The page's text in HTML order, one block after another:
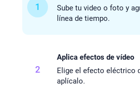
1
Sube tu video o foto y
línea de tiempo.
2
Aplica efectos de vídeo
Elige el efecto eléctrico
aplícalo.